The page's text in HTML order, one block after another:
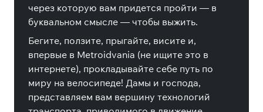
через которую вам придется пройти — в
буквальном смысле — чтобы выжить.
Бегите, ползите, прыгайте, висите и,
впервые в Metroidvania (не ищите это в
интернете), прокладывайте себе путь по
миру на велосипеде! Дамы и господа,
представляем вам вершину технологий